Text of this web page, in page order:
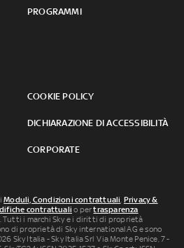
PROGRAMMI
COOKIE POLICY
DICHIARAZIONE DI ACCESSIBILITÀ
CORPORATE
iModuli, Condizioni contrattuali Privacy &
contrattuali o pertrasparenza
. Tutti i marchi Sky e i diritti di proprietà
di proprietà di Sky international AG e sono
Sky Italia - Sky Italia Srl Via Monte Penice, 7 -